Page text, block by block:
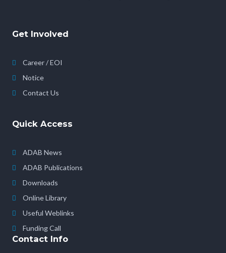
Get Involved
Career / EOI
Notice
Contact Us
Quick Access
ADAB News
ADAB Publications
Downloads
Online Library
Useful Weblinks
Funding Call
Contact Info